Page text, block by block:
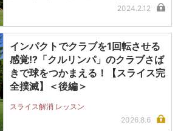
2024.2.12
インパクトでクラブを1回転させる
感覚!?「クルリンパ」のクラブさば
きで球をつかまえる！【スライス完
全撲滅】＜後編＞
スライス解消 レッスン
2026.8.6